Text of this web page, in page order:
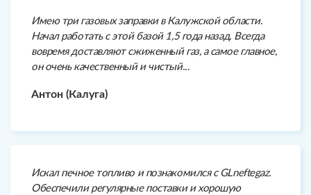
Имею три газовых заправки в Калужской области.
Начал работать с этой базой 1,5 года назад. Всегда
вовремя доставляют сжиженный газ, а самое главное,
он очень качественный и чистый...
Антон (Калуга)
Искал печное топливо и познакомился с GLneftegaz.
Обеспечили регулярные поставки и хорошую